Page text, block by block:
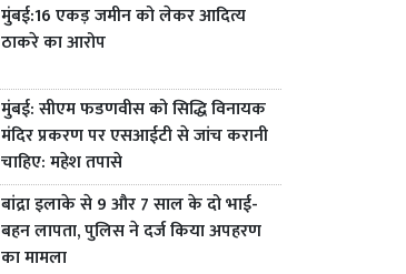
मुंबई:16 एकड़ जमीन को लेकर आदित्य
ठाकरे का आरोप
मुंबई: सीएम फडणवीस को सिद्धि विनायक
मंदिर प्रकरण पर एसआईटी से जांच करानी
चाहिए: महेश तपासे
बांद्रा इलाके से 9 और 7 साल के दो भाई-
बहन लापता, पुलिस ने दर्ज किया अपहरण
का मामला